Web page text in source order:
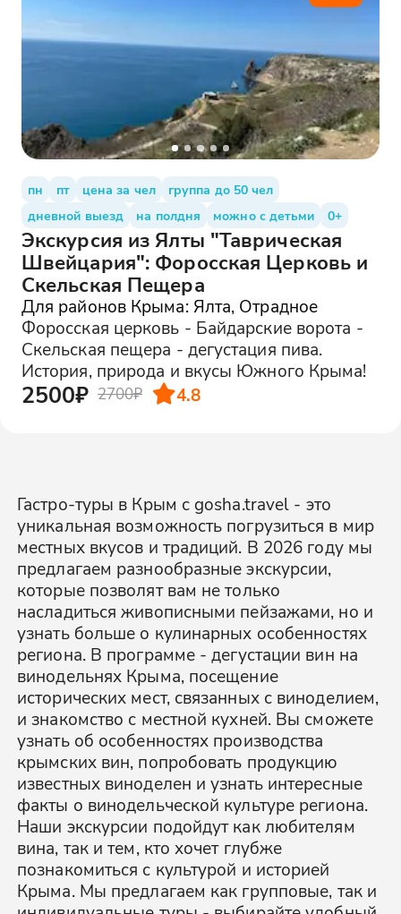
пн пт цена за чел
группа до 50 чел
дневной выезд
на полдня можно с детьми 0+
Экскурсия из Ялты "Таврическая
Швейцария": Форосская Церковь и
Скельская Пещера
Для районов Крыма: Ялта, Отрадное
Форосская церковь - Байдарские ворота -
Скельская пещера - дегустация пива.
История, природа и вкусы Южного Крыма!
2500₽ 2700₽ 4.8
Гастро-туры в Крым с gosha.travel - это
уникальная возможность погрузиться в мир
местных вкусов и традиций. В 2026 году мы
предлагаем разнообразные экскурсии,
которые позволят вам не только
насладиться живописными пейзажами, но и
узнать больше о кулинарных особенностях
региона. В программе - дегустации вин на
винодельнях Крыма, посещение
исторических мест, связанных с виноделием,
и знакомство с местной кухней. Вы сможете
узнать об особенностях производства
крымских вин, попробовать продукцию
известных виноделен и узнать интересные
факты о винодельческой культуре региона.
Наши экскурсии подойдут как любителям
вина, так и тем, кто хочет глубже
познакомиться с культурой и историей
Крыма. Мы предлагаем как групповые, так и